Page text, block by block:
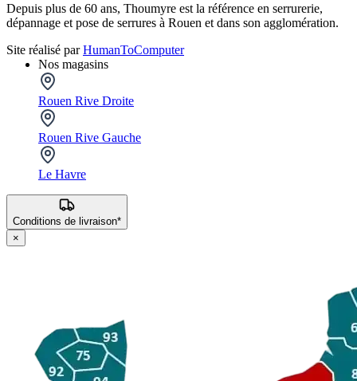
Depuis plus de 60 ans, Thoumyre est la référence en serrurerie,
dépannage et pose de serrures à Rouen et dans son agglomération.
Site réalisé parHumanToComputer
Nos magasins
Rouen Rive Droite
Rouen Rive Gauche
Le Havre
Conditions de livraison*
×